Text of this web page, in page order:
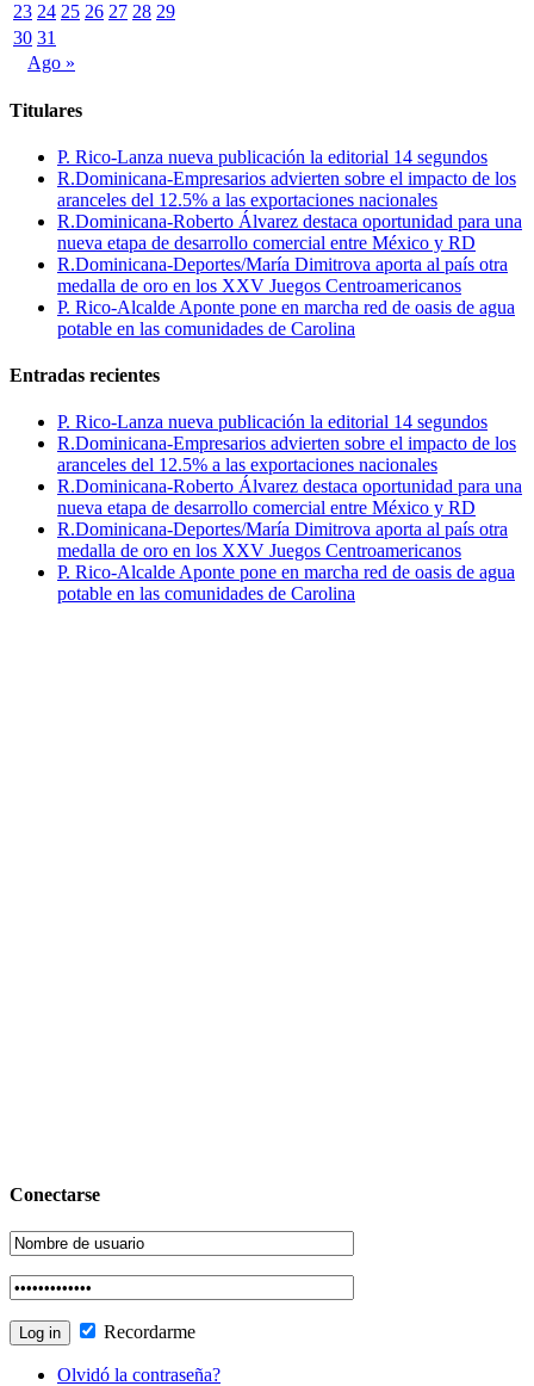
23 24 25 26 27 28 29
30 31
Ago »
Titulares
P. Rico-Lanza nueva publicación la editorial 14 segundos
R.Dominicana-Empresarios advierten sobre el impacto de los
aranceles del 12.5% a las exportaciones nacionales
R.Dominicana-Roberto Álvarez destaca oportunidad para una
nueva etapa de desarrollo comercial entre México y RD
R.Dominicana-Deportes/María Dimitrova aporta al país otra
medalla de oro en los XXV Juegos Centroamericanos
P. Rico-Alcalde Aponte pone en marcha red de oasis de agua
potable en las comunidades de Carolina
Entradas recientes
P. Rico-Lanza nueva publicación la editorial 14 segundos
R.Dominicana-Empresarios advierten sobre el impacto de los
aranceles del 12.5% a las exportaciones nacionales
R.Dominicana-Roberto Álvarez destaca oportunidad para una
nueva etapa de desarrollo comercial entre México y RD
R.Dominicana-Deportes/María Dimitrova aporta al país otra
medalla de oro en los XXV Juegos Centroamericanos
P. Rico-Alcalde Aponte pone en marcha red de oasis de agua
potable en las comunidades de Carolina
Conectarse
Recordarme
Olvidó la contraseña?